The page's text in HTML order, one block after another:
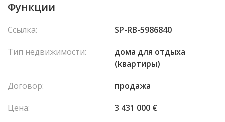
Функции
Ссылка:
SP-RB-5986840
Тип недвижимости:
домa для отдыха
(kвартиры)
Договор:
продажа
Цена:
3 431 000 €